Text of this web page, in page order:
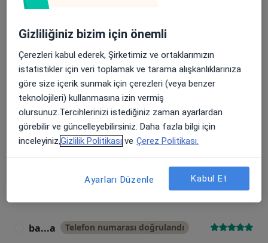
Tüm görüşleriniz değerli.Moderasyon
sürecimiz hakkında daha fazlasını öğrenin.
ba...a Telefon numarası doğrulandı
Gizliliğiniz bizim için önemli
Çerezleri kabul ederek, Şirketimiz ve ortaklarımızın
istatistikler için veri toplamak ve tarama alışkanlıklarınıza
göre size içerik sunmak için çerezleri (veya benzer
teknolojileri) kullanmasına izin vermiş
olursunuz.Tercihlerinizi istediğiniz zaman ayarlardan
görebilir ve güncelleyebilirsiniz. Daha fazla bilgi için
inceleyiniz,Gizlilik Politikası ve Çerez Politikası.
Ayarları Düzenle Kabul Et